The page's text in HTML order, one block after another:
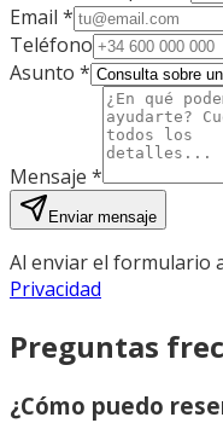
Email *
Teléfono
Asunto *
Mensaje *
Enviar mensaje
Al enviar el formulario
Privacidad
Preguntas
¿Cómo puedo